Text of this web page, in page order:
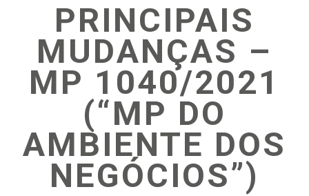
PRINCIPAIS
MUDANÇAS –
MP 1040/2021
(“MP DO
AMBIENTE DOS
NEGÓCIOS”)